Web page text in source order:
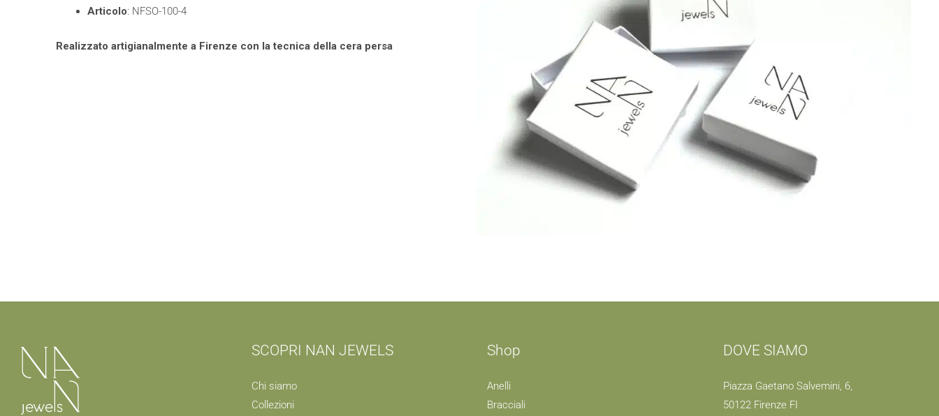
Articolo: NFSO-100-4
Realizzato artigianalmente a Firenze con la tecnica della cera persa
SCOPRI NAN JEWELS
Chi siamo
Collezioni
Shop
Anelli
Bracciali
DOVE SIAMO
Piazza Gaetano Salvemini, 6,
50122 Firenze FI